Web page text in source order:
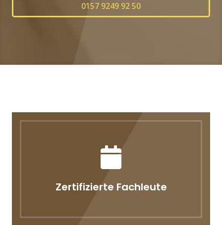
0157 9249 92 50
Zertifizierte Fachleute